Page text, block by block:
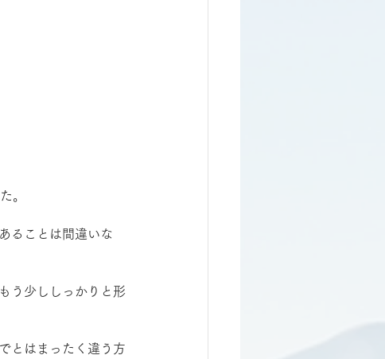
。
ることは間違いな
う少ししっかりと形
とはまったく違う方